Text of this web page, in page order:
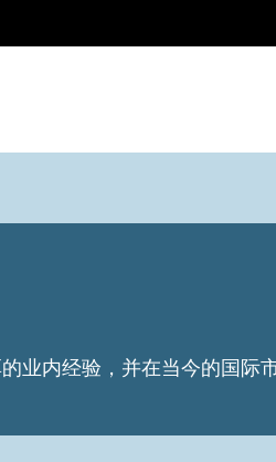
业内经验，并在当今的国际